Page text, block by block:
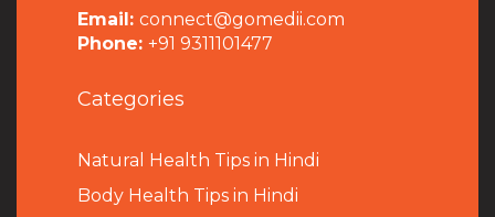
Email: connect@gomedii.com
Phone: +91 9311101477
Categories
Natural Health Tips in Hindi
Body Health Tips in Hindi